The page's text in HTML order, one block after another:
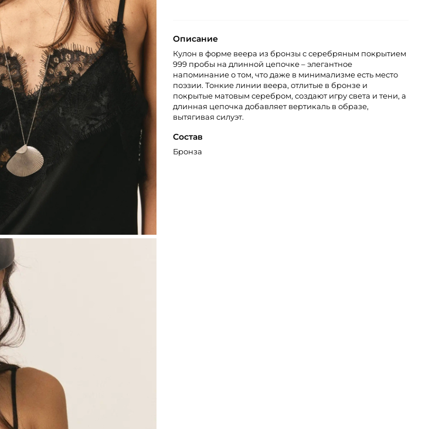
Описание
Кулон в форме веера из бронзы с серебряным покрытием
999 пробы на длинной цепочке – элегантное
напоминание о том, что даже в минимализме есть место
поэзии. Тонкие линии веера, отлитые в бронзе и
покрытые матовым серебром, создают игру света и тени, а
длинная цепочка добавляет вертикаль в образе,
вытягивая силуэт.
Состав
Бронза